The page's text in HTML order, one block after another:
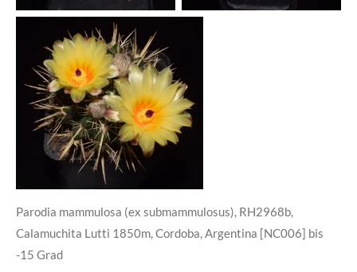
Parodia mammulosa (ex submammulosus), RH2968b,
Calamuchita Lutti 1850m, Cordoba, Argentina [NC006] bis
-15 Grad